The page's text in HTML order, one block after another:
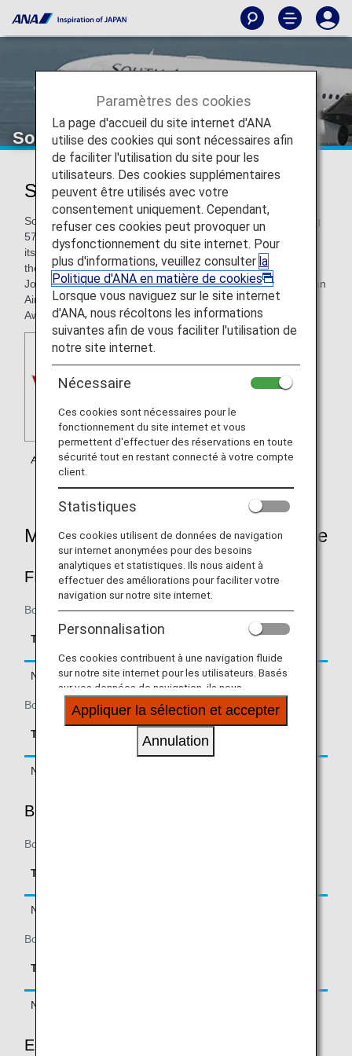
South African Airways
South African Airways (SA)
South African Airways is the leading carrier in Africa, serving
57 destinations, in partnership with SA Express, Airlink, and
its low cost carrier, Mango, within South Africa and across
the continent, and eight intercontinental routes from its
Johannesburg hub. Among 14 Skytrax awards, South African
Airways is also the winner of the “Best Airline Staff Service”
Award in the Africa category.
Mileage Accrual Rates By Fare Type
FIRST CLASS
Boarding on/after February 22, 2019
Type Booking Class
Accrual Rate for
Normal Fares F, A 150%
Boarding until February 21, 2019
Type Booking Class
Accrual Rate for
Basic Sector Mileage
Normal Fares
BUSINESS CLASS
Boarding on/after February 22, 2019
Type
Normal Fares
Boarding until February 21, 2019
Type
Normal Fares
ECONOMY CLASS
Paramètres des cookies
La page d'accueil du site internet d'ANA
utilise des cookies qui sont nécessaires afin
de faciliter l'utilisation du site pour les
utilisateurs. Des cookies supplémentaires
peuvent être utilisés avec votre
consentement uniquement. Cependant,
refuser ces cookies peut provoquer un
dysfonctionnement du site internet. Pour
plus d'informations, veuillez consulter la
Politique d'ANA en matière de cookies
.
Lorsque vous naviguez sur le site internet
d'ANA, nous récoltons les informations
suivantes afin de vous faciliter l'utilisation de
notre site internet.
Nécessaire
Ces cookies sont nécessaires pour le
fonctionnement du site internet et vous
permettent d'effectuer des réservations en toute
sécurité tout en restant connecté à votre compte
client.
Statistiques
Ces cookies utilisent de données de navigation
sur internet anonymées pour des besoins
analytiques et statistiques. Ils nous aident à
effectuer des améliorations pour faciliter votre
navigation sur notre site internet.
Personnalisation
Ces cookies contribuent à une navigation fluide
sur notre site internet pour les utilisateurs. Basés
sur vos données de navigation, ils nous
permettent de fournir du contenu qui correspond
à vos intérêts personnels à travers nos sites
Appliquer la sélection et accepter
Annulation